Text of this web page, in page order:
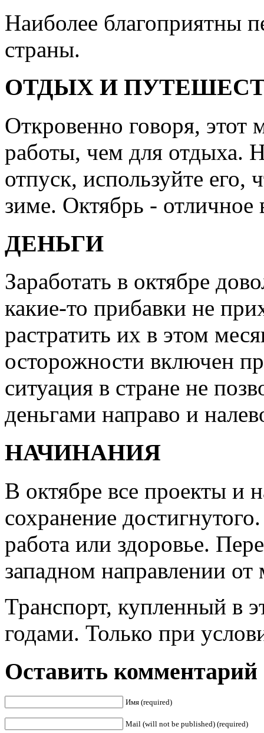
Наиболее благоприятны
страны.
ОТДЫХ И
Откровенно говоря, этот
работы, чем для отдыха.
отпуск, используйте его,
зиме. Октябрь -
ДЕНЬГИ
Заработать в октябре
какие-то прибавки не
растратить их в этом
осторожности включен
ситуация в стране не
деньгами направо и
НАЧИНАНИЯ
В октябре все проекты и
сохранение
работа или здоровье.
западном направлении от
Транспорт, купленный в
годами. Только при
Оставить комментарий
Имя (required)
Mail (will not be published) (required)